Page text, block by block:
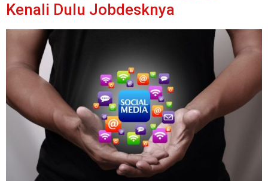
Kenali Dulu Jobdesknya